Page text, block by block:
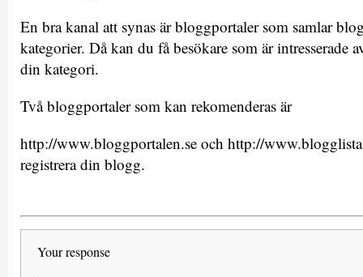
En bra kanal att synas är bloggportaler som samlar
kategorier. Då kan du få besökare som är intresserade
din kategori.
Två bloggportaler som kan rekomenderas är
http://www.bloggportalen.se och http://
registrera din blogg.
Your response